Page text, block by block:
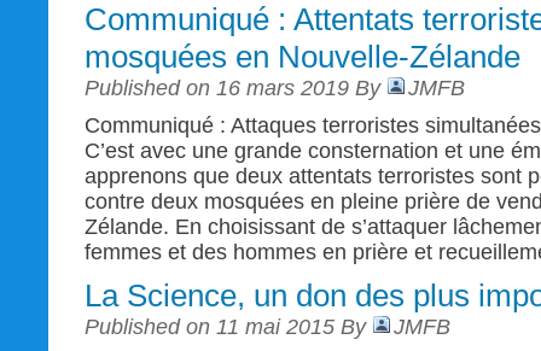
Communiqué : Attentats
mosquées en Nouvelle-Zélande
Published on 16 mars 2019 By
JMFB
Communiqué : Attaques terroristes
C’est avec une grande consternation et une
apprenons que deux attentats terroristes sont
contre deux mosquées en pleine prière de
Zélande. En choisissant de s’attaquer
femmes et des hommes en prière et
La Science, un don des plus
Published on 11 mai 2015 By
JMFB